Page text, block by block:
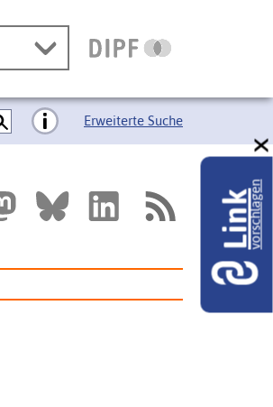
Erweiterte Suche
Linkvorschlagen